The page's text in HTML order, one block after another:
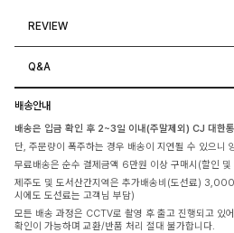
REVIEW
Q&A
배송안내
배송은 입금 확인 후 2~3일 이내(주말제외) CJ 대한
단, 주문량이 폭주하는 경우 배송이 지연될 수 있으니
무료배송은 순수 결제금액 6만원 이상 구매시(할인 및
제주도 및 도서산간지역은 추가배송비(도선료)
시에도 도선료는 고객님 부담)
모든 배송 과정은 CCTV로 촬영 후 출고 진행되고 있
확인이 가능하며 교환/반품 처리 절대 불가합니다.